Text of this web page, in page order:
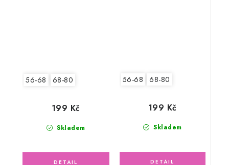
56-68 68-80
Skladem
199 Kč
56-68 68-80
Skladem
199 Kč